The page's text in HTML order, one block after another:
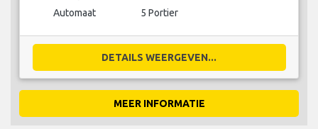
Automaat 5 Portier
DETAILS WEERGEVEN...
MEER INFORMATIE